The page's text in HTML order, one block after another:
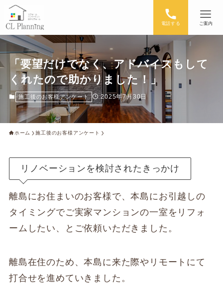
電話する ご案内
「要望だけでなく、アドバイスもして
くれたので助かりました！」
施工後のお客様アンケート 2025年7月30日
ホーム 施工後のお客様アンケート
リノベーションを検討されたきっかけ
離島にお住まいのお客様で、本島にお引越しの
タイミングでご実家マンションの一室をリフォ
ームしたい、とご依頼いただきました。
離島在住のため、本島に来た際やリモートにて
打合せを進めていきました。